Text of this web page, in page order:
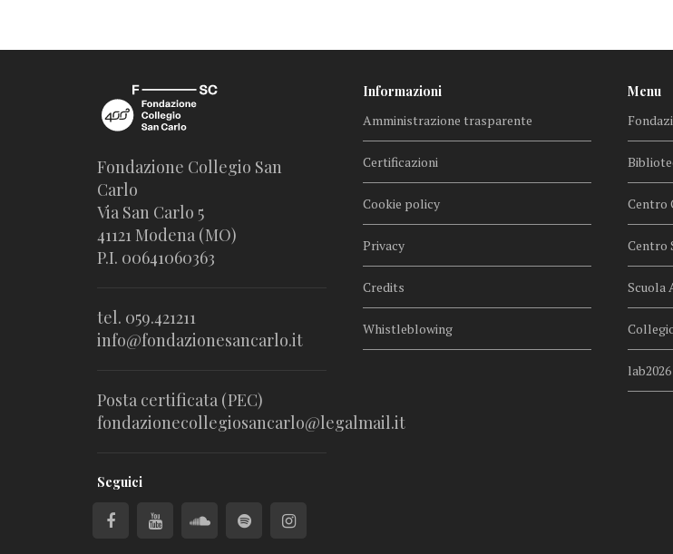
Fondazione Collegio San
Carlo
Via San Carlo 5
41121 Modena (MO)
P.I. 00641060363
tel. 059.421211
info@fondazionesancarlo.it
Posta certificata (PEC)
fondazionecollegiosancarlo@legalmail.it
Seguici
Informazioni
Amministrazione trasparente
Certificazioni
Cookie policy
Privacy
Credits
Whistleblowing
Menu
Centro
Centro
Scuola
lab2026